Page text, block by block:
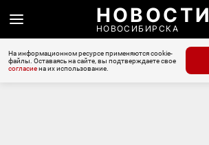
НОВОСТИ
НОВОСИБИРСКА
На информационном ресурсе применяются cookie-
файлы. Оставаясь на сайте, вы подтверждаете свое
согласиена их использование.